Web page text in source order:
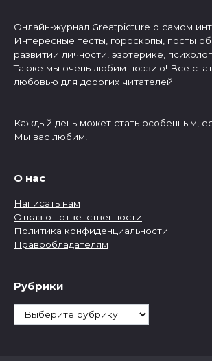
Онлайн-журнал Greatpicture о самом
Интересные тесты, гороскопы, посты
развитии личности, эзотерике,
Также мы очень любим поэзию! Все
любовью для дорогих читателей.
Каждый день может стать особенным,
Мы вас любим!
О нас
Написать нам
Отказ от ответственности
Политика конфиденциальности
Правообладателям
Рубрики
Рубрики